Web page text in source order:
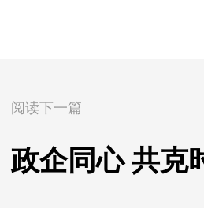
阅读下一篇
政企同心 共克